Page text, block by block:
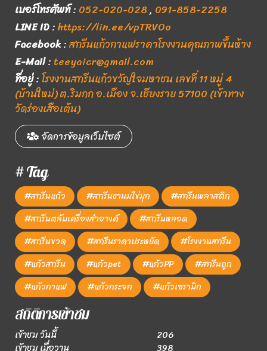
เบอร์โทรศัพท์: 052-020-028, 091-858-2258
LINE ID:https://lin.ee/vpTRVOo
Facebook:สกรีนแก้วกาแฟราคาโรงงานคุณภาพขึ้นห้าง
E-Mail:teeyaicr@gmail.com
ที่อยู่:โรงงานสกรีนแก้วขวัญใจมหาชน เลขที่ 11 หมู่ 4
(บ้านใหม่) ต.ริมกก อ.เมือง จ.เชียงราย 57100 (เข้าทาง
วัดร่องเสือเต้น)
จัดการข้อมูลเว็บไซต์
# Tag
#สกรีนแก้ว #สกรีนชานมไข่มุก
#สกรีนพลาสติก
#สกรีนตลับเครื่องสำอางค์
#สกรีนหลอด
#สกรีนขวด
#สกรีนราคาประหยัด
#โรงงานสกรีน
#แก้วสกรีน
#แก้วpet #แก้วPP
#สกรีนถูก
#แก้วกาแฟ
#แก้วกระจก #แก้วเซรามิก
สถิติการเข้าชม
เข้าชม วันนี้
206